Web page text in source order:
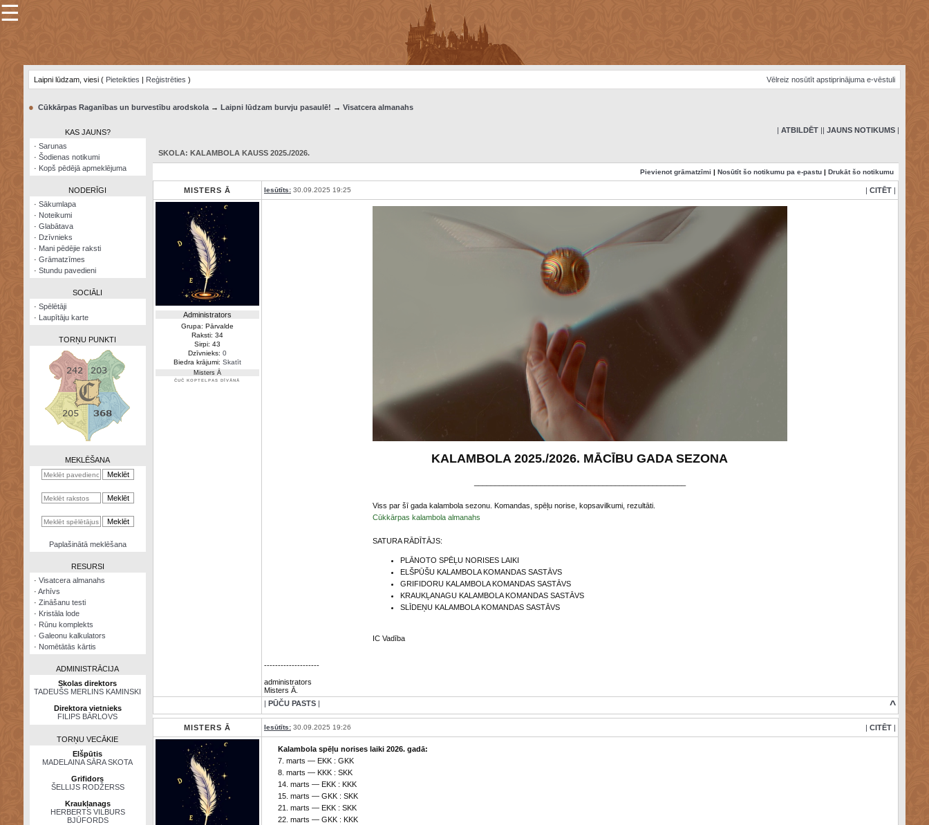
×
Šodienas
Visatcera
almanahs
kalkulators
☰
Laipni lūdzam, viesi ( Pieteikties | Reģistrēties ) Vēlreiz nosūtīt apstiprinājuma e-vēstuli
● Cūkkārpas Raganības un burvestību arodskola→ Laipni lūdzam burvju pasaulē! → Visatcera almanahs
KAS JAUNS?
· Sarunas
· Šodienas notikumi
· Kopš pēdējā apmeklējuma
NODERĪGI
· Sākumlapa
· Noteikumi
· Glabātava
· Dzīvnieks
· Mani pēdējie raksti
· Grāmatzīmes
· Stundu pavedieni
SOCIĀLI
· Spēlētāji
· Laupītāju karte
TORŅU PUNKTI
MEKLĒŠANA
Paplašinātā meklēšana
RESURSI
· Visatcera almanahs
· Arhīvs
· Zināšanu testi
· Kristāla lode
· Rūnu komplekts
· Galeonu kalkulators
· Nomētātās kārtis
ADMINISTRĀCIJA
Skolas direktors
TADEUŠS MERLINS KAMINSKI
Direktora vietnieks
FILIPS BĀRLOVS
TORŅU VECĀKIE
Elšpūtis
MADELAINA SĀRA SKOTA
Grifidors
ŠELLIJS RODŽERSS
Kraukļanags
HERBERTS VILBURS
BJŪFORDS
| ATBILDĒT|| JAUNS NOTIKUMS|
SKOLA: KALAMBOLA KAUSS 2025./2026.
Pievienot grāmatzīmi | Nosūtīt šo notikumu pa e-pastu| Drukāt šo notikumu
MISTERS Ā Iesūtīts:30.09.2025 19:25 | CITĒT|
Administrators
Grupa: Pārvalde
Raksti: 34
Sirpi: 43
Dzīvnieks: 0
Biedra krājumi: Skatīt
Misters Ā
ČUČ KOPTELPAS DĪVĀNĀ
KALAMBOLA 2025./2026. MĀCĪBU GADA SEZONA
Viss par šī gada kalambola sezonu. Komandas, spēļu norise, kopsavilkumi, rezultāti.
Cūkkārpas kalambola almanahs
SATURA RĀDĪTĀJS:
PLĀNOTO SPĒĻU NORISES LAIKI
ELŠPŪŠU KALAMBOLA KOMANDAS SASTĀVS
GRIFIDORU KALAMBOLA KOMANDAS SASTĀVS
KRAUKĻANAGU KALAMBOLA KOMANDAS SASTĀVS
SLĪDEŅU KALAMBOLA KOMANDAS SASTĀVS
IC Vadība
--------------------
administrators
Misters Ā.
| PŪČU PASTS| ^
MISTERS Ā Iesūtīts:30.09.2025 19:26 | CITĒT|
Kalambola spēļu norises laiki 2026. gadā:
7. marts — EKK : GKK
8. marts — KKK : SKK
14. marts — EKK : KKK
15. marts — GKK : SKK
21. marts — EKK : SKK
22. marts — GKK : KKK